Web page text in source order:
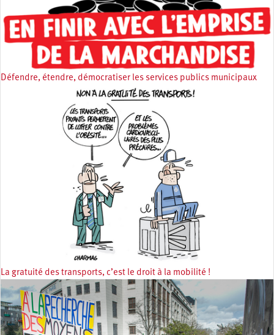
Défendre, étendre, démocratiser les services publics municipaux
La gratuité des transports, c’est le droit à la mobilité !